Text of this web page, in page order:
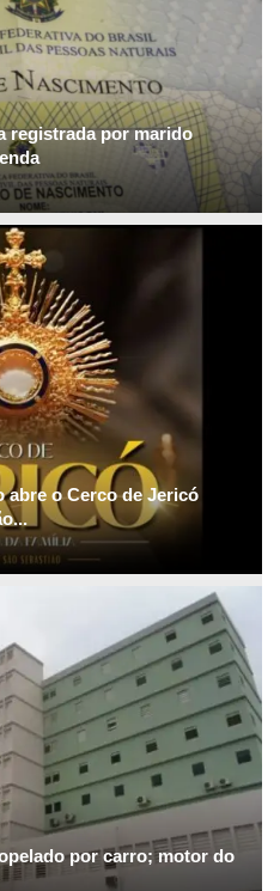
registrada por marido
abre o Cerco de Jericó
por carro; motor do